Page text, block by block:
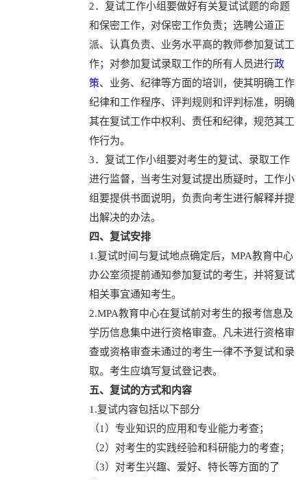
2．复试工作小组要做好有关复试试题的命题
和保密工作，对保密工作负责；选聘公道正
派、认真负责、业务水平高的教师参加复试工
作；对参加复试录取工作的所有人员进行政
策、业务、纪律等方面的培训，使其明确工作
纪律和工作程序、评判规则和评判标准，明确
其在复试工作中权利、责任和纪律，规范其工
作行为。
3．复试工作小组要对考生的复试、录取工作
进行监督，当考生对复试提出质疑时，工作小
组要提供书面说明，负责向考生进行解释并提
出解决的办法。
四、复试安排
1.复试时间与复试地点确定后，MPA教育中心
办公室须提前通知参加复试的考生，并将复试
相关事宜通知考生。
2.MPA教育中心在复试前对考生的报考信息及
学历信息集中进行资格审查。凡未进行资格审
查或资格审查未通过的考生一律不予复试和录
取。考生应填写复试登记表。
五、复试的方式和内容
1.复试内容包括以下部分
（1）专业知识的应用和专业能力考查；
（2）对考生的实践经验和科研能力的考查；
（3）对考生兴趣、爱好、特长等方面的了